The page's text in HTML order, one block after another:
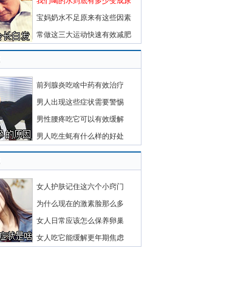
宝妈奶水不足原来有这些因素
常做这三大运动快速有效减肥
前列腺炎吃啥中药有效治疗
男人出现这些症状需要警惕
男性腰疼吃它可以有效缓解
男人吃生蚝有什么样的好处
女人护肤记住这六个小窍门
为什么现在的激素脸那么多
女人日常应该怎么保养卵巢
女人吃它能缓解更年期焦虑